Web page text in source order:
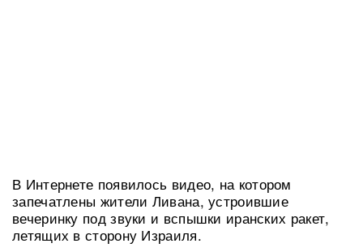
В Интернете появилось видео, на котором
запечатлены жители Ливана, устроившие
вечеринку под звуки и вспышки иранских ракет,
летящих в сторону Израиля.